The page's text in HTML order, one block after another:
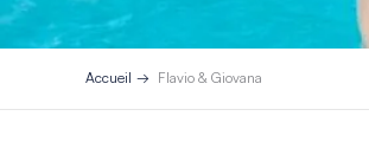
Accueil Flavio & Giovana